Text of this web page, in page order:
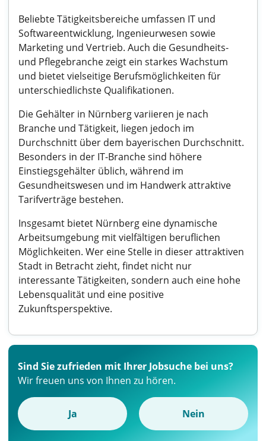
Beliebte Tätigkeitsbereiche umfassen IT und
Softwareentwicklung, Ingenieurwesen sowie
Marketing und Vertrieb. Auch die Gesundheits-
und Pflegebranche zeigt ein starkes Wachstum
und bietet vielseitige Berufsmöglichkeiten für
unterschiedlichste Qualifikationen.
Die Gehälter in Nürnberg variieren je nach
Branche und Tätigkeit, liegen jedoch im
Durchschnitt über dem bayerischen Durchschnitt.
Besonders in der IT-Branche sind höhere
Einstiegsgehälter üblich, während im
Gesundheitswesen und im Handwerk attraktive
Tarifverträge bestehen.
Insgesamt bietet Nürnberg eine dynamische
Arbeitsumgebung mit vielfältigen beruflichen
Möglichkeiten. Wer eine Stelle in dieser attraktiven
Stadt in Betracht zieht, findet nicht nur
interessante Tätigkeiten, sondern auch eine hohe
Lebensqualität und eine positive
Zukunftsperspektive.
Sind Sie zufrieden mit Ihrer Jobsuche bei uns?
Wir freuen uns von Ihnen zu hören.
Ja Nein